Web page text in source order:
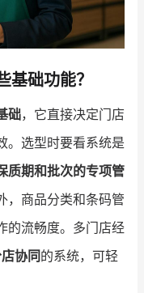
商
基础功能？
础，它直接决定门店
。选型时要看系统是
质期和批次的专项管
，商品分类和条码管
的流畅度。多门店经
协同的系统，可轻